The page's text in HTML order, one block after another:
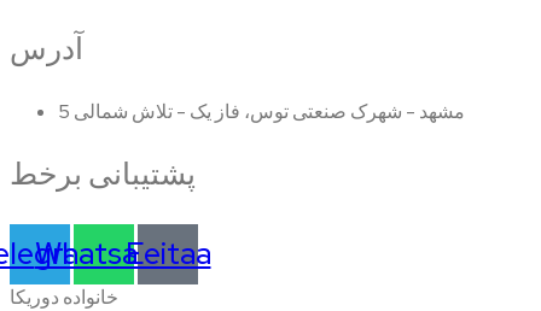
آدرس
مشهد - شهرک صنعتی توس، فاز یک - تلاش شمالی 5
پشتیبانی برخط
Whatsapp
Eeitaa
خانواده دوریکا